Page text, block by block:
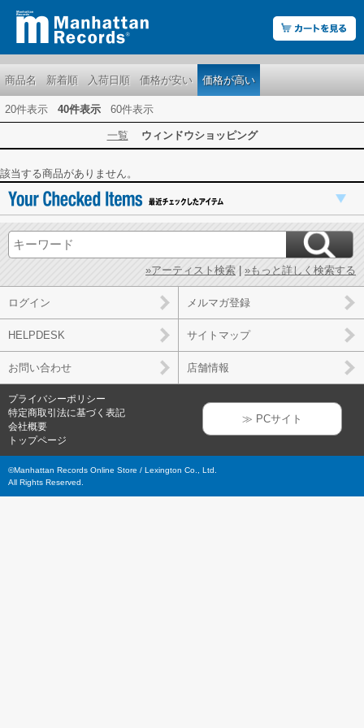
商品名 新着順 入荷日順 価格が安い 価格が高い
20件表示 40件表示 60件表示
一覧 ウィンドウショッピング
該当する商品がありません。
»アーティスト検索 | »もっと詳しく検索する
ログイン メルマガ登録
HELPDESK サイトマップ
お問い合わせ 店舗情報
プライバシーポリシー
特定商取引法に基づく表記
会社概要
トップページ
≫ PCサイト
©Manhattan Records Online Store / Lexington Co., Ltd.
All Rights Reserved.